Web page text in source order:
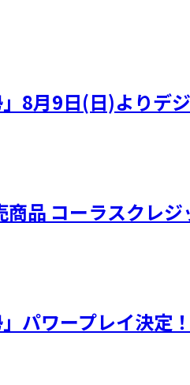
8月9日(日)よりデ
品 コーラスクレ
パワープレイ決定！